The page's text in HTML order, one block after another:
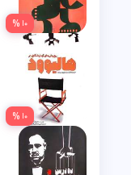
۱۰ %
۱۰ %